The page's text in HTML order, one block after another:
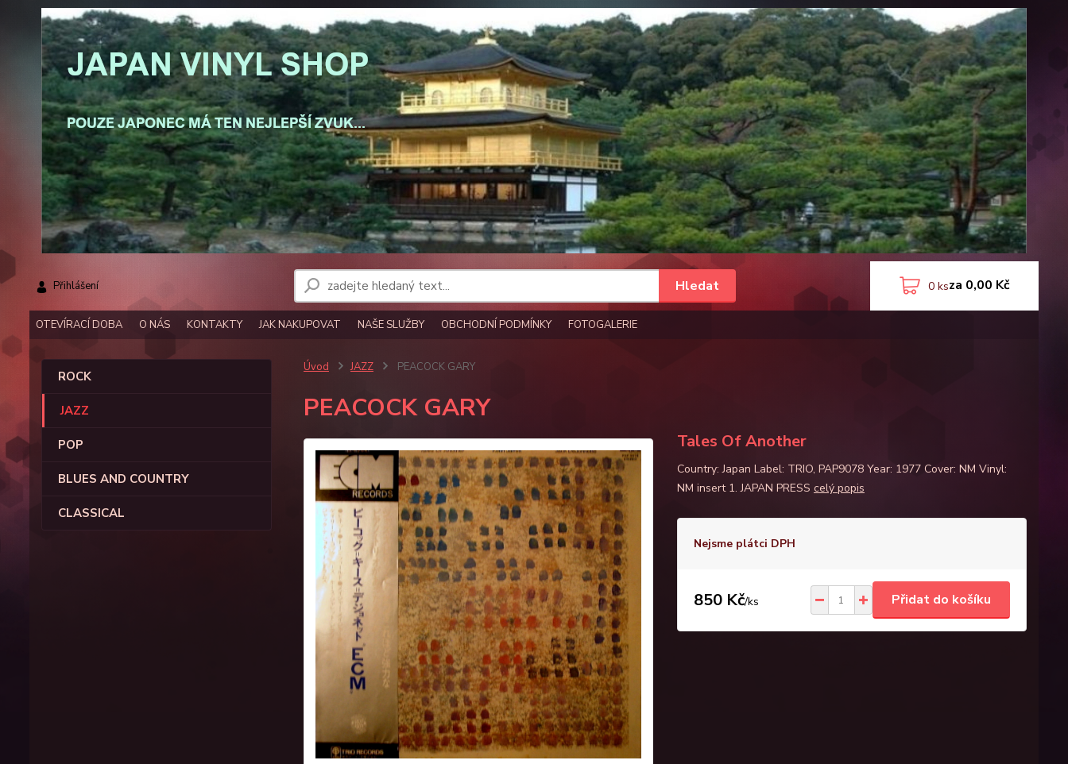
OTEVÍRACÍ DOBA O NÁS KONTAKTY JAK NAKUPOVAT NAŠE SLUŽBY OBCHODNÍ PODMÍNKY FOTOGALERIE
Přihlášení Hledat 0 ksza 0,00 Kč
ROCK
JAZZ
POP
BLUES AND COUNTRY
CLASSICAL
Úvod JAZZ PEACOCK GARY
PEACOCK GARY
Tales Of Another
Country: Japan Label: TRIO, PAP9078 Year: 1977 Cover: NM Vinyl:
NM insert 1. JAPAN PRESS celý popis
Nejsme plátci DPH
850 Kč/ks Přidat do košíku